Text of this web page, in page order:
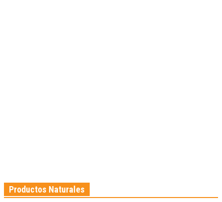
Productos Naturales